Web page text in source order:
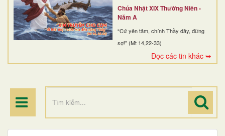
Chúa Nhật XIX Thường Niên -
Năm A
“Cứ yên tâm, chính Thầy đây, đừng
sợ!” (Mt 14,22-33)
Đọc các tin khác ➥
BAN MỤC VỤ
ĐOÀN THỂ CG
ĐIỂM HÀNH HƯƠNG